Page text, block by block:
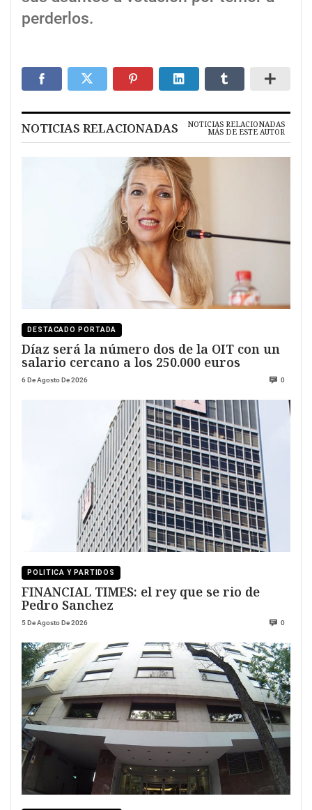
perderlos.
NOTICIAS RELACIONADAS NOTICIAS RELACIONADAS
MÁS DE ESTE AUTOR
DESTACADO PORTADA
Díaz será la número dos de la OIT con un
salario cercano a los 250.000 euros
6 De Agosto De 2026 0
POLITICA Y PARTIDOS
FINANCIAL TIMES: el rey que se rio de
Pedro Sanchez
5 De Agosto De 2026 0